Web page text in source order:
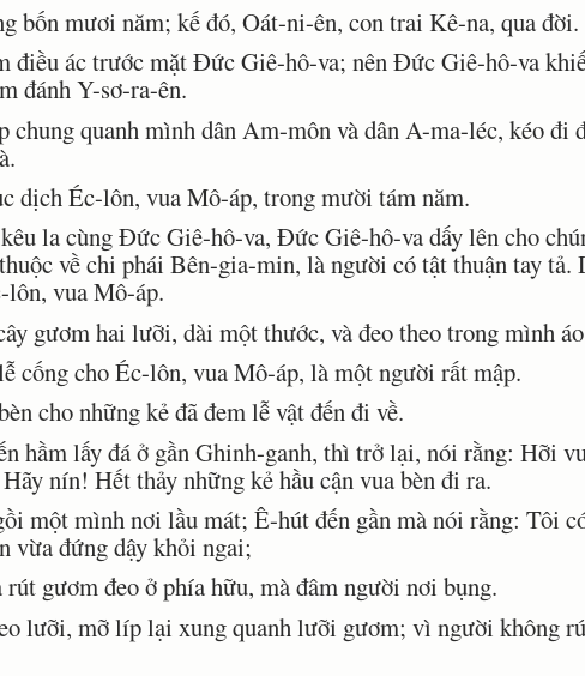
bốn mươi năm; kế đó, Oát-ni-ên, con trai Kê-na, qua đời.
điều ác trước mặt Ðức Giê-hô-va; nên Ðức Giê-hô-va
đánh Y-sơ-ra-ên.
chung quanh mình dân Am-môn và dân A-ma-léc, kéo đi
dịch Éc-lôn, vua Mô-áp, trong mười tám năm.
la cùng Ðức Giê-hô-va, Ðức Giê-hô-va dấy lên cho
về chi phái Bên-gia-min, là người có tật thuận tay tả.
lôn, vua Mô-áp.
gươm hai lưỡi, dài một thước, và đeo theo trong mình
cống cho Éc-lôn, vua Mô-áp, là một người rất mập.
cho những kẻ đã đem lễ vật đến đi về.
hầm lấy đá ở gần Ghinh-ganh, thì trở lại, nói rằng: Hỡi
nín! Hết thảy những kẻ hầu cận vua bèn đi ra.
một mình nơi lầu mát; Ê-hút đến gần mà nói rằng: Tôi
vừa đứng dậy khỏi ngai;
gươm đeo ở phía hữu, mà đâm người nơi bụng.
lưỡi, mỡ líp lại xung quanh lưỡi gươm; vì người không